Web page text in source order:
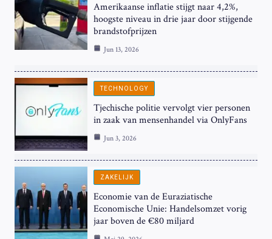
Amerikaanse inflatie stijgt naar 4,2%,
hoogste niveau in drie jaar door stijgende
brandstofprijzen
Jun 13, 2026
TECHNOLOGY
Tjechische politie vervolgt vier personen
in zaak van mensenhandel via OnlyFans
Jun 3, 2026
ZAKELIJK
Economie van de Euraziatische
Economische Unie: Handelsomzet vorig
jaar boven de €80 miljard